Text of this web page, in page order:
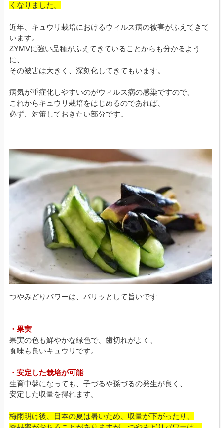
くなりました。
近年、キュウリ栽培におけるウィルス病の被害がふえてきて
います。
ZYMVに強い品種がふえてきていることからも分かるよう
に、
その被害は大きく、深刻化してきてもいます。
病気が重症化しやすいのがウィルス病の感染ですので、
これからキュウリ栽培をはじめるのであれば、
必ず、対策しておきたい部分です。
つやみどりパワーは、パリッとして旨いです
・果実
果実の色も鮮やかな緑色で、歯切れがよく、
食味も良いキュウリです。
・安定した栽培が可能
生育中盤になっても、子づるや孫づるの発生が良く、
安定した収量を得れます。
梅雨明け後、日本の夏は暑いため、収量が下がったり、